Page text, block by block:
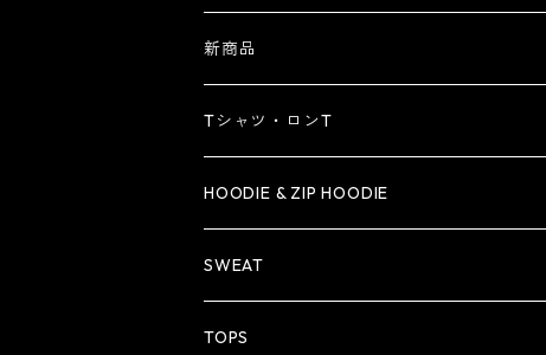
新商品
Tシャツ・ロンT
Tシャツ
ロンT
HOODIE & ZIP HOODIE
HOODIE
ZIP HOODIE
SWEAT
TOPS